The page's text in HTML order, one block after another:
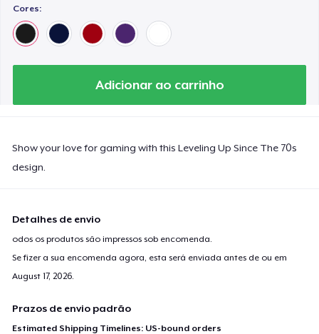
Cores:
Adicionar ao carrinho
Show your love for gaming with this Leveling Up Since The 70s
design.
Detalhes de envio
odos os produtos são impressos sob encomenda.
Se fizer a sua encomenda agora, esta será enviada antes de ou em
August 17, 2026
Prazos de envio padrão
Estimated Shipping Timelines: US-bound orders